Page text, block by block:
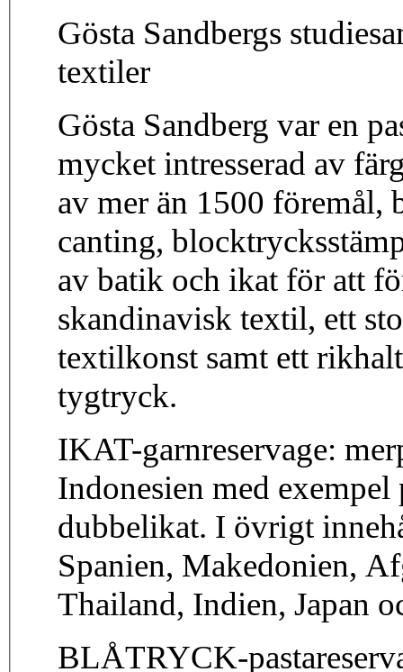
Gösta Sandbergs
textiler
Gösta Sandberg var en
mycket intresserad av
av mer än 1500 föremål,
canting,
av batik och ikat för att
skandinavisk textil, ett
textilkonst samt ett
tygtryck.
IKAT-garnreservage:
Indonesien med
dubbelikat. I övrigt
Spanien, Makedonien,
Thailand, Indien, Japan
BLÅTRYCK-